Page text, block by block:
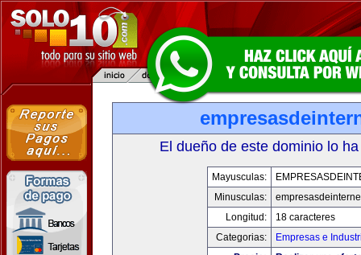
El dueño de este dominio lo
Mayusculas:
Minusculas:
Longitud:
18 caracteres
Categorias:
Empresas e